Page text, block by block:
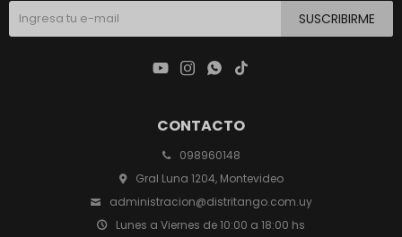
CONTACTO
098960148
Gral Luna 1204, Montevideo
administracion@distritango.com.uy
Lunes a Viernes de 10:00 a 18:00 hs
SUSCRIBIRME
   